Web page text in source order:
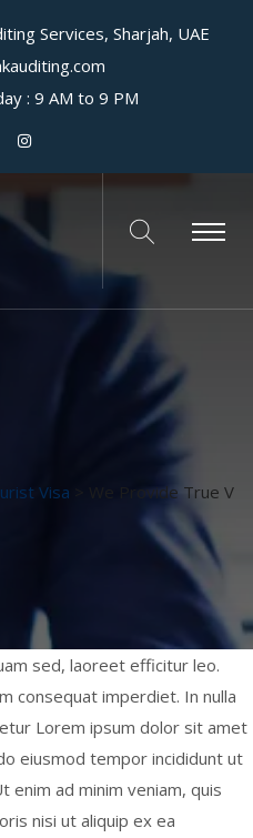
Services, Sharjah, UAE
: 9 AM to 9 PM
Visa
We Provide True V
sed, laoreet efficitur leo.
consequat imperdiet. In nulla
Lorem ipsum dolor sit amet
eiusmod tempor incididunt ut
enim ad minim veniam, quis
nisi ut aliquip ex ea